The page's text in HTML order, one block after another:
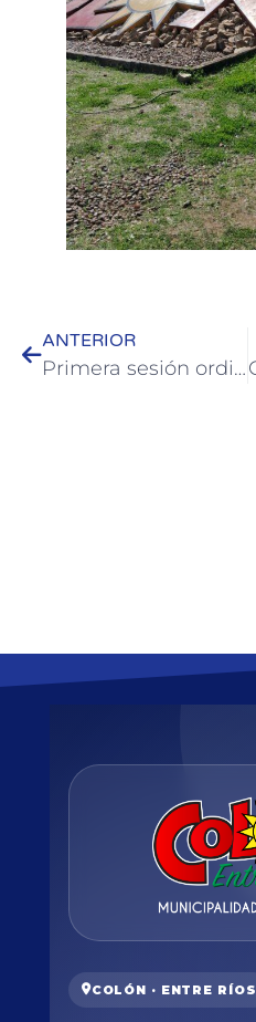
ANTERIOR
Primera sesión ordinaria del Concejo Deliberante Juvenil: proyectos sobre pasantías y acompañamiento integral para estudiantes
COLÓN · ENTRE RÍOS